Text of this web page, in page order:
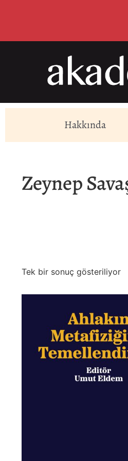
Hakkında
Zeynep
Tek bir sonuç gösteriliyor